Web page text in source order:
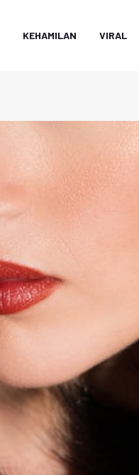
KEHAMILAN VIRAL